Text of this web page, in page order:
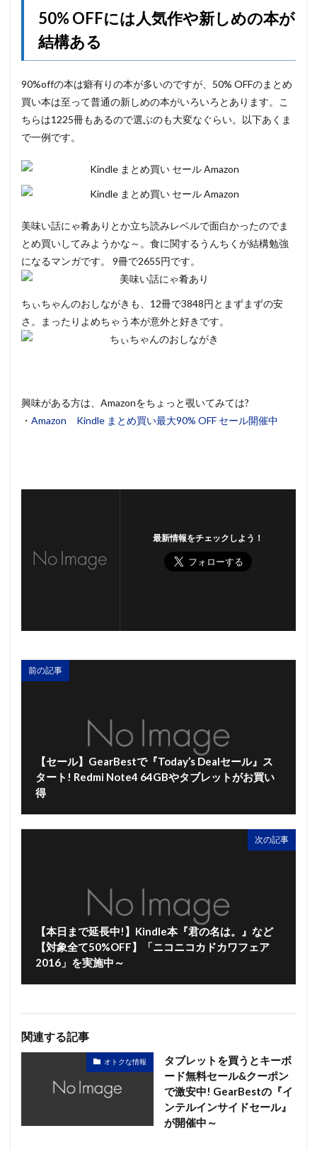
50% OFFには人気作や新しめの本が
結構ある
90%offの本は癖有りの本が多いのですが、50% OFFのまとめ
買い本は至って普通の新しめの本がいろいろとあります。こ
ちらは1225冊もあるので選ぶのも大変なぐらい。以下あくま
で一例です。
美味い話にゃ肴ありとか立ち読みレベルで面白かったのでま
とめ買いしてみようかな～。食に関するうんちくが結構勉強
になるマンガです。 9冊で2655円です。
ちぃちゃんのおしながきも、12冊で3848円とまずまずの安
さ。まったりよめちゃう本が意外と好きです。
興味がある方は、Amazonをちょっと覗いてみては?
・ Amazon Kindle まとめ買い最大90% OFF セール開催中
最新情報をチェックしよう！
前の記事
【セール】GearBestで『Today’s Dealセール』ス
タート! Redmi Note4 64GBやタブレットがお買い
得
次の記事
【本日まで延長中!】Kindle本『君の名は。』など
【対象全て50%OFF】「ニコニコカドカワフェア
2016」を実施中～
関連する記事
オトクな情報
タブレットを買うとキーボ
ード無料セール&クーポン
で激安中! GearBestの『イ
ンテルインサイドセール』
が開催中～